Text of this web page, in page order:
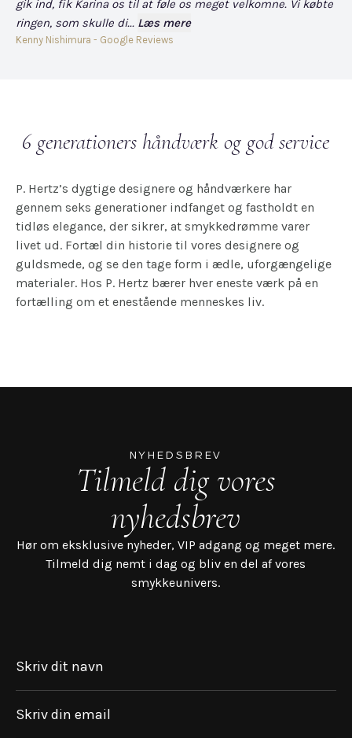
gik ind, fik Karina os til at føle os meget velkomne. Vi købte
ringen, som skulle di... Læs mere
Kenny Nishimura - Google Reviews
6 generationers håndværk og god service
P. Hertz’s dygtige designere og håndværkere har
gennem seks generationer indfanget og fastholdt en
tidløs elegance, der sikrer, at smykkedrømme varer
livet ud. Fortæl din historie til vores designere og
guldsmede, og se den tage form i ædle, uforgængelige
materialer. Hos P. Hertz bærer hver eneste værk på en
fortælling om et enestående menneskes liv.
NYHEDSBREV
Tilmeld dig vores
nyhedsbrev
Hør om eksklusive nyheder, VIP adgang og meget mere.
Tilmeld dig nemt i dag og bliv en del af vores
smykkeunivers.
Skriv dit navn
Skriv din email